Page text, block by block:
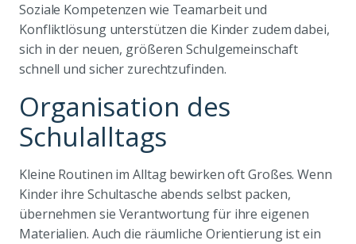
Soziale Kompetenzen wie Teamarbeit und
Konfliktlösung unterstützen die Kinder zudem dabei,
sich in der neuen, größeren Schulgemeinschaft
schnell und sicher zurechtzufinden.
Organisation des
Schulalltags
Kleine Routinen im Alltag bewirken oft Großes. Wenn
Kinder ihre Schultasche abends selbst packen,
übernehmen sie Verantwortung für ihre eigenen
Materialien. Auch die räumliche Orientierung ist ein